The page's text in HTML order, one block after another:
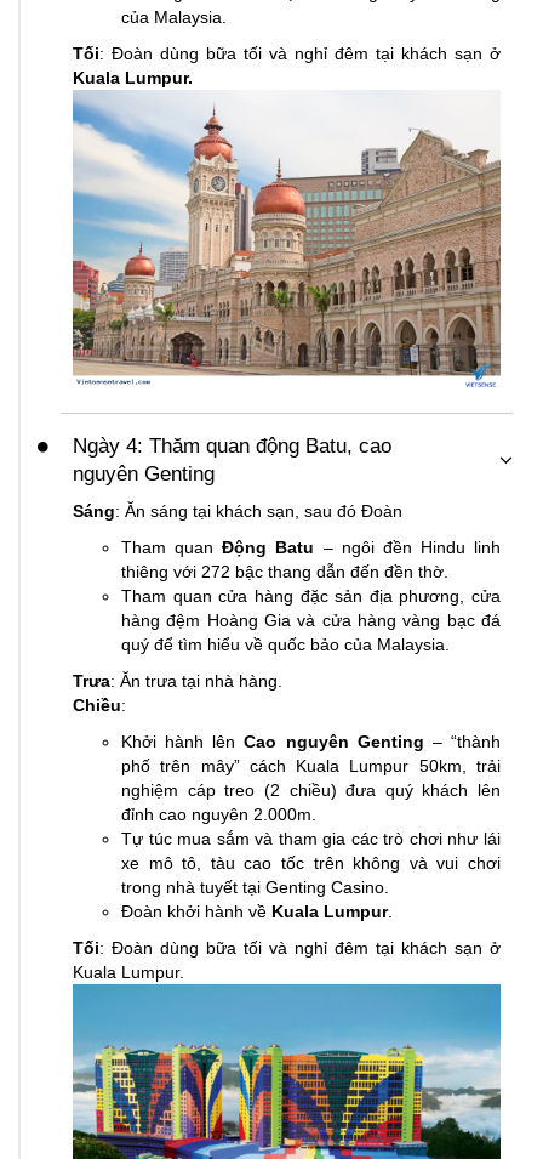
của Malaysia.
Tối: Đoàn dùng bữa tối và nghỉ đêm tại khách sạn ở
Kuala Lumpur.
Ngày 4: Thăm quan động Batu, cao
nguyên Genting
Sáng: Ăn sáng tại khách sạn, sau đó Đoàn
Tham quanĐộng Batu – ngôi đền Hindu linh
thiêng với 272 bậc thang dẫn đến đền thờ.
Tham quan cửa hàng đặc sản địa phương, cửa
hàng đệm Hoàng Gia và cửa hàng vàng bạc đá
quý để tìm hiểu về quốc bảo của Malaysia.
Trưa: Ăn trưa tại nhà hàng.
Chiều:
Khởi hành lênCao nguyên Genting – “thành
phố trên mây” cách Kuala Lumpur 50km, trải
nghiệm cáp treo (2 chiều) đưa quý khách lên
đỉnh cao nguyên 2.000m.
Tự túc mua sắm và tham gia các trò chơi như lái
xe mô tô, tàu cao tốc trên không và vui chơi
trong nhà tuyết tại Genting Casino.
Đoàn khởi hành về Kuala Lumpur.
Tối: Đoàn dùng bữa tối và nghỉ đêm tại khách sạn ở
Kuala Lumpur.